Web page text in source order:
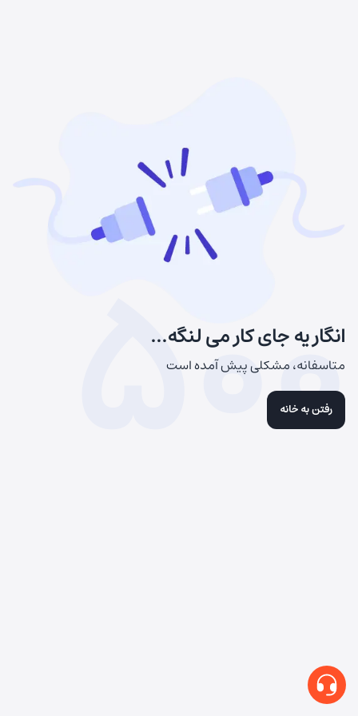
انگار یه جای کار می لنگه...
متاسفانه، مشکلی پیش آمده است
رفتن به خانه
500